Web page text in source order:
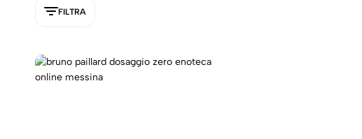
FILTRA